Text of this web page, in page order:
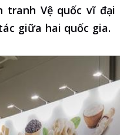
tranh Vệ quốc vĩ
giữa hai quốc gia.